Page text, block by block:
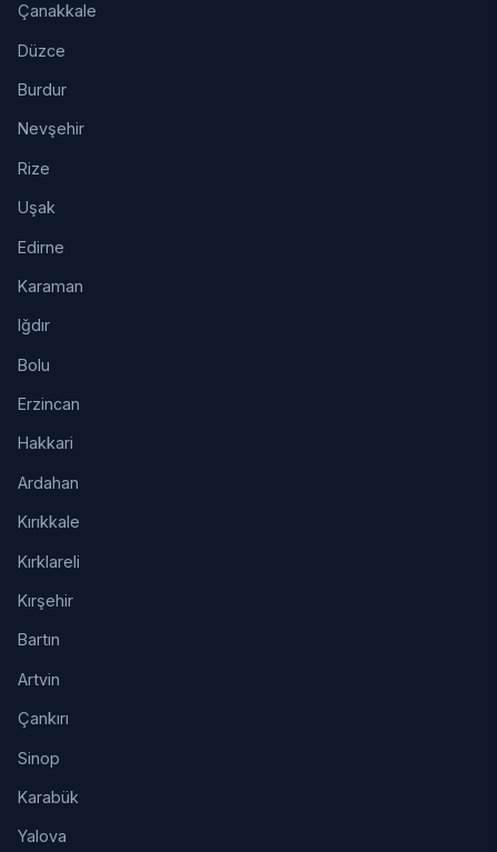
Çanakkale
Düzce
Burdur
Nevşehir
Rize
Uşak
Edirne
Karaman
Iğdır
Bolu
Erzincan
Hakkari
Ardahan
Kırıkkale
Kırklareli
Kırşehir
Bartın
Artvin
Çankırı
Sinop
Karabük
Yalova